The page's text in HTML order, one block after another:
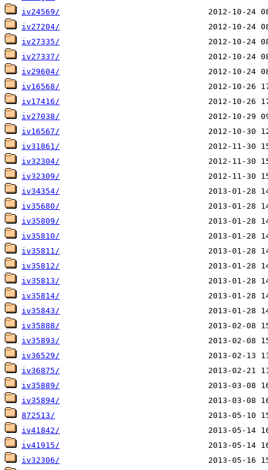
iv24569/
iv27204/
iv27335/
iv27337/
iv29604/
iv16568/
iv17416/
iv27038/
iv16567/
iv31861/
iv32304/
iv32309/
iv34354/
iv35680/
iv35809/
iv35810/
iv35811/
iv35812/
iv35813/
iv35814/
iv35843/
iv35888/
iv35893/
iv36529/
iv36875/
iv35889/
iv35894/
872513/
iv41842/
iv41915/
iv32306/